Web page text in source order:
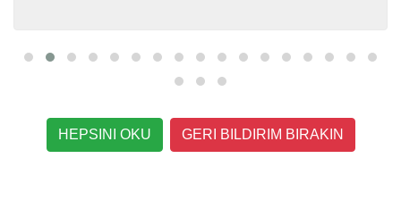
HEPSINI OKU GERI BILDIRIM BIRAKIN